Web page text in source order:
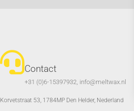
Contact
+31 (0)6-15397932, info@meltwax.nl
Korvetstraat 53, 1784MP Den Helder, Nederland